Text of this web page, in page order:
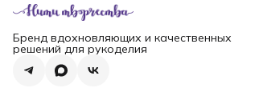
Бренд вдохновляющих и качественных
решений для рукоделия